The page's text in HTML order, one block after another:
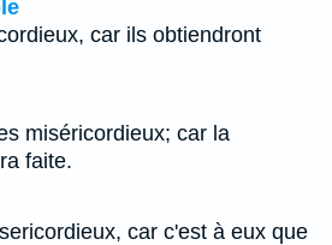
car ils obtiendront
miséricordieux; car la
faite.
car c'est à eux que